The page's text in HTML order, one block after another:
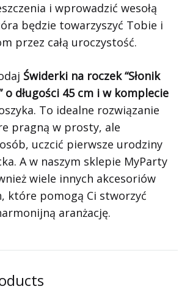
i wprowadzić wesołą
będzie towarzyszyć Tobie i
przez całą uroczystość.
Świderki na roczek “Słonik
o długości 45 cm i w komplecie
To idealne rozwiązanie
pragną w prosty, ale
uczcić pierwsze urodziny
A w naszym sklepie MyParty
wiele innych akcesoriów
które pomogą Ci stworzyć
aranżację.